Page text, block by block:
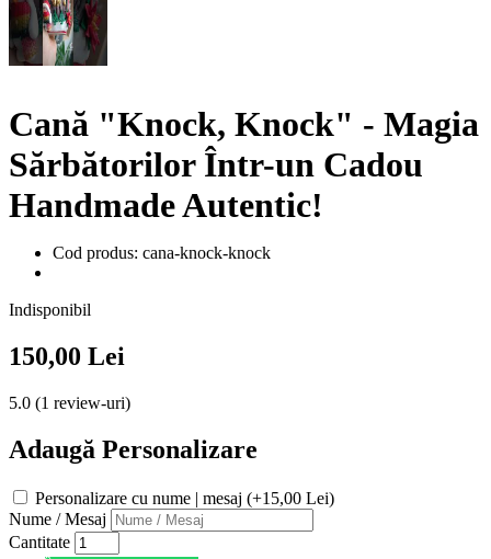
Cană "Knock, Knock" - Magia
Sărbătorilor Într-un Cadou
Handmade Autentic!
Cod produs: cana-knock-knock
Indisponibil
150,00 Lei
5.0 (1 review-uri)
Adaugă Personalizare
Personalizare cu nume | mesaj (+15,00 Lei)
Nume / Mesaj
Cantitate